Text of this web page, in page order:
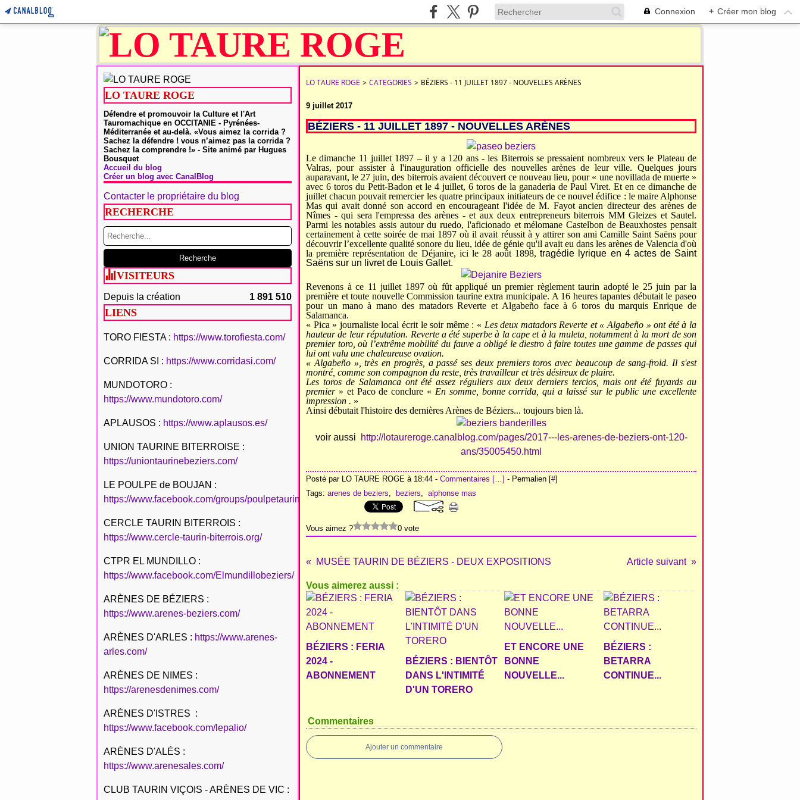
Connexion + Créer mon blog
LO TAURE ROGE
Défendre et promouvoir la Culture et l'Art
Tauromachique en OCCITANIE - Pyrénées-
Méditerranée et au-delà. «Vous aimez la corrida ?
Sachez la défendre ! vous n’aimez pas la corrida ?
Sachez la comprendre !» - Site animé par Hugues
Bousquet
Accueil du blog
Créer un blog avec CanalBlog
Contacter le propriétaire du blog
RECHERCHE
VISITEURS
Depuis la création 1 891 510
LIENS
TORO FIESTA : https://www.torofiesta.com/
CORRIDA SI : https://www.corridasi.com/
MUNDOTORO :
https://www.mundotoro.com/
APLAUSOS : https://www.aplausos.es/
UNION TAURINE BITERROISE :
https://uniontaurinebeziers.com/
LE POULPE de BOUJAN :
https://www.facebook.com/groups/poulpetaurinboujan/
CERCLE TAURIN BITERROIS :
https://www.cercle-taurin-biterrois.org/
CTPR EL MUNDILLO :
https://www.facebook.com/Elmundillobeziers/
ARÈNES DE BÉZIERS :
https://www.arenes-beziers.com/
ARÈNES D'ARLES : https://www.arenes-
arles.com/
ARÈNES DE NIMES :
https://arenesdenimes.com/
ARÈNES D'ISTRES :
https://www.facebook.com/lepalio/
ARÈNES D'ALÉS :
https://www.arenesales.com/
CLUB TAURIN VIÇOIS - ARÈNES DE VIC :
LO TAURE ROGE > CATEGORIES > BÉZIERS - 11 JUILLET 1897 - NOUVELLES ARÈNES
9 juillet 2017
BÉZIERS - 11 JUILLET 1897 - NOUVELLES ARÈNES
Le dimanche 11 juillet 1897 – il y a 120 ans - les Biterrois se pressaient nombreux vers le Plateau de
Valras, pour assister à l'inauguration officielledes nouvelles arènes de leur ville. Quelques jours
auparavant, le 27 juin, des biterrois avaient découvert ce nouveau lieu, pour « une novillada de muerte »
avec 6 toros du Petit-Badon et le 4 juillet, 6 toros de la ganaderia de Paul Viret. Et en ce dimanche de
juillet chacun pouvait remercier les quatre principaux initiateurs de ce nouvel édifice : le maire Alphonse
Mas qui avait donné son accord en encourageant l'idée deM. Fayot ancien directeur des arènes de
Nîmes - qui sera l'empressa des arènes - et aux deux entrepreneursbiterrois MM Gleizes et Sautel.
Parmi les notables assis autour du ruedo, l'aficionado et mélomane Castelbon de Beauxhostes pensait
certainement à cette soirée de mai 1897 où il avait réussit à y attirer son ami Camille Saint Saëns pour
découvrir l’excellente qualité sonore du lieu, idée de génie qu'il avait eu dans les arènes de Valencia d'où
lapremière représentation de Déjanire, ici le 28 août 1898,tragédie lyrique en 4 actes de Saint
Saëns sur un livret de Louis Gallet.
Revenons à ce 11 juillet 1897 où fût appliqué un premier règlement taurin adopté le 25 juin par la
première et toute nouvelle Commission taurine extra municipale. A 16 heures tapantes débutait le paseo
pour un mano à mano des matadors Reverte et Algabeño face à 6 toros du marquis Enrique de
Salamanca.
« Pica » journaliste local écrit le soir même : « Les deux matadors Reverte et « Algabeño » ont été à la
hauteur de leur réputation. Reverte a été superbe à la cape et à la muleta, notamment à la mort de son
premier toro, où l’extrême mobilité du fauve a obligé le diestro à faire toutes une gamme de passes qui
lui ont valu une chaleureuse ovation.
« Algabeño », très en progrès, a passé ses deux premiers toros avec beaucoup de sang-froid. Il s'est
montré, comme son compagnon du reste, très travailleur et très désireux de plaire.
Les toros de Salamanca ont été assez réguliers aux deux derniers tercios, mais ont été fuyards au
premier» et Paco de conclure « En somme, bonne corrida, qui a laissé sur le public une excellente
impression . »
Ainsi débutait l'histoire des dernières Arènes de Béziers... toujours bien là.
voir aussi
http://lotaureroge.canalblog.com/pages/2017---les-arenes-de-beziers-ont-120-
ans/35005450.html
Posté par LO TAURE ROGE à 18:44 - Commentaires […] - Permalien [#]
Tags: arenes de beziers, beziers, alphonse mas
Vous aimez ? 0 vote
MUSÉE TAURIN DE BÉZIERS - DEUX EXPOSITIONS Article suivant
Vous aimerez aussi :
BÉZIERS : FERIA
2024 -
ABONNEMENT
BÉZIERS : BIENTÔT
DANS L'INTIMITÉ
D'UN TORERO
ET ENCORE UNE
BONNE
NOUVELLE...
BÉZIERS :
BETARRA
CONTINUE...
Commentaires
Ajouter un commentaire